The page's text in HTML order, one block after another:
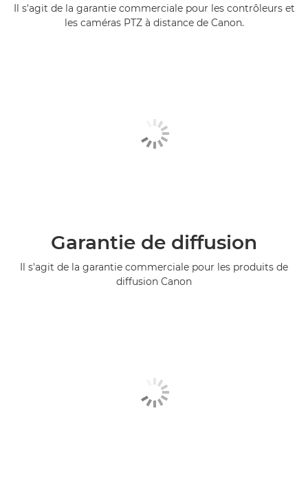
Il s'agit de la garantie commerciale pour les contrôleurs et
les caméras PTZ à distance de Canon.
Garantie de diffusion
Il s'agit de la garantie commerciale pour les produits de
diffusion Canon